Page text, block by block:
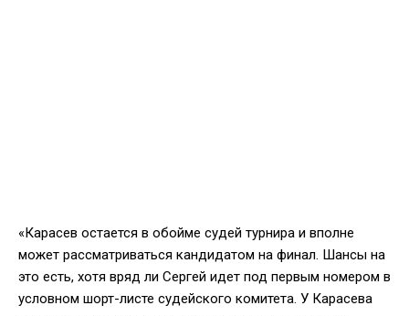
«Карасев остается в обойме судей турнира и вполне
может рассматриваться кандидатом на финал. Шансы на
это есть, хотя вряд ли Сергей идет под первым номером в
условном шорт-листе судейского комитета. У Карасева